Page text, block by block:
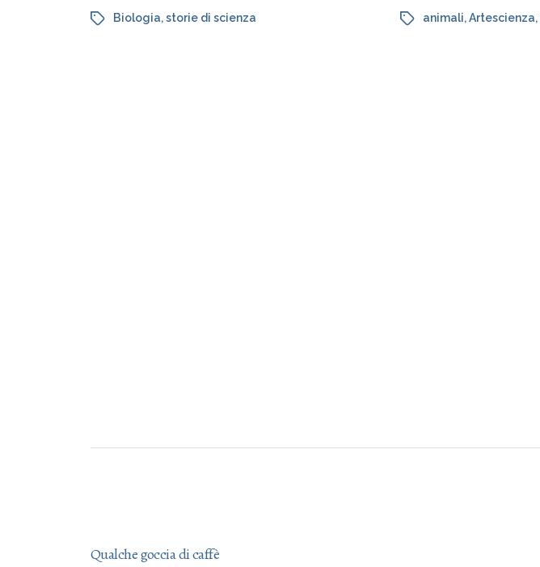
Biologia,storie di scienza animali,Artescienza,
Qualche goccia di caffè